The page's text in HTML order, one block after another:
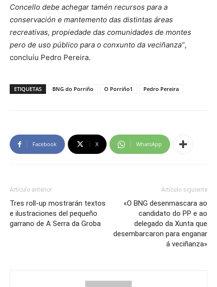
Concello debe achegar tamén recursos para a
conservación e mantemento das distintas áreas
recreativas, propiedade das comunidades de montes
pero de uso público para o conxunto da veciñanza”,
concluíu Pedro Pereira.
ETIQUETAS BNG do Porriño O Porriño1 Pedro Pereira
Facebook X WhatsApp
Artículo anterior
Tres roll-up mostrarán textos
e ilustraciones del pequeño
garrano de A Serra da Groba
Artículo siguiente
«O BNG desenmascara ao
candidato do PP e ao
delegado da Xunta que
desembarcaron para enganar
á veciñanza»